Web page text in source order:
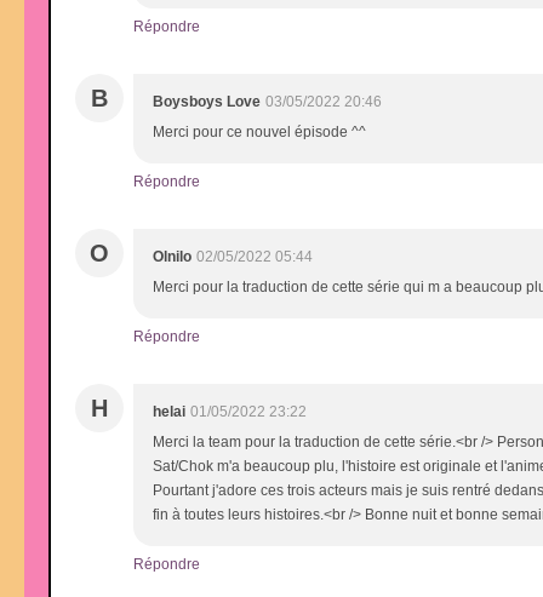
Répondre
B Boysboys Love 03/05/2022 20:46
Merci pour ce nouvel épisode ^^
Répondre
O Olnilo 02/05/2022 05:44
Merci pour la traduction de cette série qui m a beaucoup
Répondre
H helai 01/05/2022 23:22
Merci la team pour la traduction de cette série.<br />
Sat/Chok m'a beaucoup plu, l'histoire est originale et
Pourtant j'adore ces trois acteurs mais je suis rentré
fin à toutes leurs histoires.<br /> Bonne nuit et bonne
Répondre